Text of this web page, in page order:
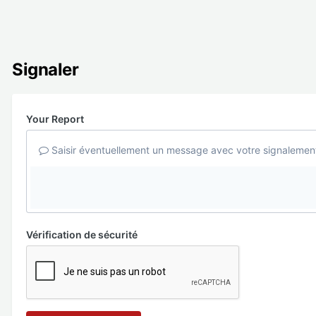
Signaler
Your Report
Saisir éventuellement un message avec votre
Vérification de sécurité